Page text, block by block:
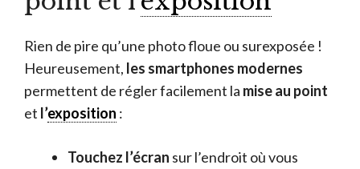
Rien de pire qu’une photo floue ou surexposée !
Heureusement, les smartphones modernes
permettent de régler facilement la mise au point
et l’exposition :
Touchez l’écran sur l’endroit où vous